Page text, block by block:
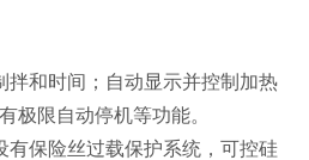
拌和时间；自动显示并控制加热
极限自动停机等功能。
有保险丝过载保护系统，可控硅